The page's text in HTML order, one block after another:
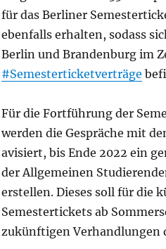
für das Berliner
ebenfalls erhalten, sodass
Berlin und Brandenburg im
#Semesterticketverträge
Für die Fortführung der
werden die Gespräche mit
avisiert, bis Ende 2022 ein
der Allgemeinen
erstellen. Dieses soll für die
Semestertickets ab
zukünftigen Verhandlungen